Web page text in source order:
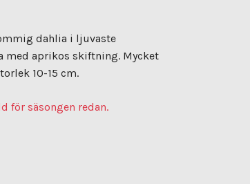
dahlia i ljuvaste
med aprikos skiftning. Mycket
10-15 cm.
för säsongen redan.